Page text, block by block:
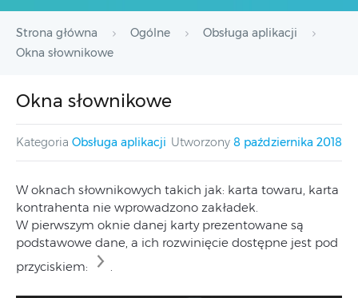
Strona główna Ogólne
Obsługa aplikacji
Okna słownikowe
Okna słownikowe
Kategoria Obsługa aplikacji Utworzony 8 października 2018
W oknach słownikowych takich jak: karta towaru, karta
kontrahenta nie wprowadzono zakładek.
W pierwszym oknie danej karty prezentowane są
podstawowe dane, a ich rozwinięcie dostępne jest pod
przyciskiem:
.